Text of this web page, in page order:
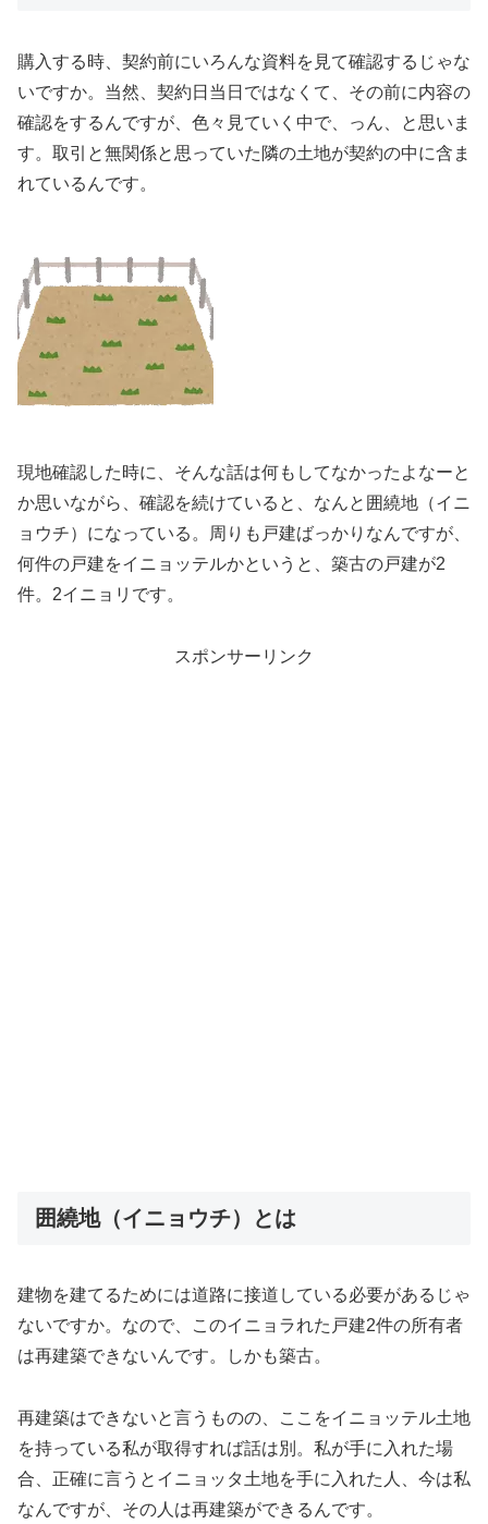
購入する時、契約前にいろんな資料を見て確認するじゃな
いですか。当然、契約日当日ではなくて、その前に内容の
確認をするんですが、色々見ていく中で、っん、と思いま
す。取引と無関係と思っていた隣の土地が契約の中に含ま
れているんです。
現地確認した時に、そんな話は何もしてなかったよなーと
か思いながら、確認を続けていると、なんと囲繞地（イニ
ョウチ）になっている。周りも戸建ばっかりなんですが、
何件の戸建をイニョッテルかというと、築古の戸建が2
件。2イニョリです。
スポンサーリンク
囲繞地（イニョウチ）とは
建物を建てるためには道路に接道している必要があるじゃ
ないですか。なので、このイニョラれた戸建2件の所有者
は再建築できないんです。しかも築古。
再建築はできないと言うものの、ここをイニョッテル土地
を持っている私が取得すれば話は別。私が手に入れた場
合、正確に言うとイニョッタ土地を手に入れた人、今は私
なんですが、その人は再建築ができるんです。